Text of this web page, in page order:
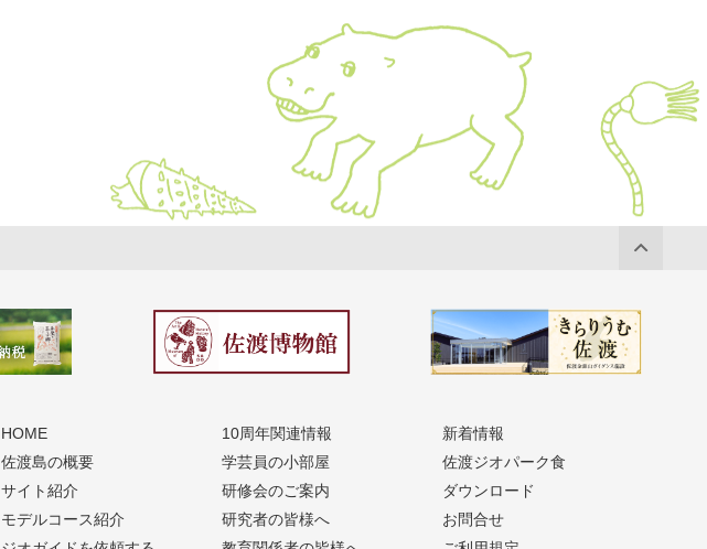
HOME
佐渡島の概要
サイト紹介
モデルコース紹介
10周年関連情報
学芸員の小部屋
研修会のご案内
研究者の皆様へ
新着情報
佐渡ジオパーク食
ダウンロード
お問合せ